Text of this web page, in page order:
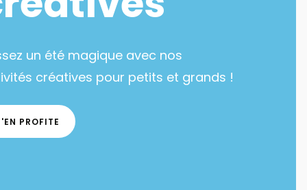
un été magique avec nos
créatives pour petits et grands !
PROFITE